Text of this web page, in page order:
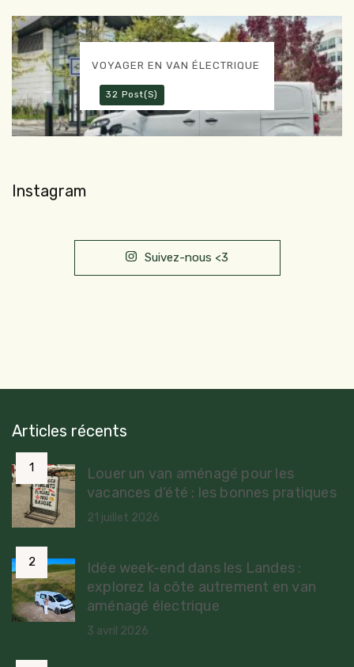
VOYAGER EN VAN ÉLECTRIQUE
32 Post(s)
Instagram
Suivez-nous <3
Articles récents
Louer un van aménagé pour les
vacances d’été : les bonnes pratiques
21 juillet 2026
Idée week-end dans les Landes :
explorez la côte autrement en van
aménagé électrique
3 avril 2026